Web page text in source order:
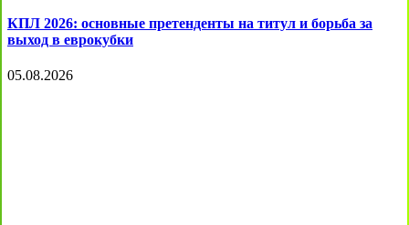
КПЛ 2026: основные претенденты на титул и борьба за
выход в еврокубки
05.08.2026